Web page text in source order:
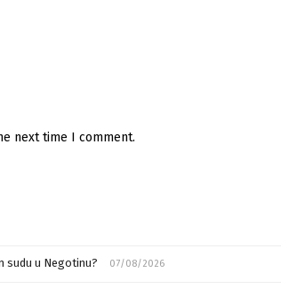
next time I comment.
sudu u Negotinu? 07/08/2026